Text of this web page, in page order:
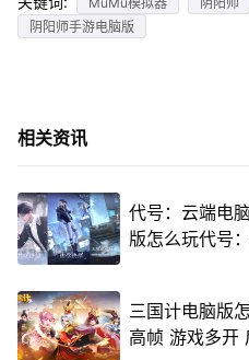
阴阳师手游电脑版
相关资讯
代号：云端电
版怎么玩代号
三国计电脑版
高帧 游戏多开